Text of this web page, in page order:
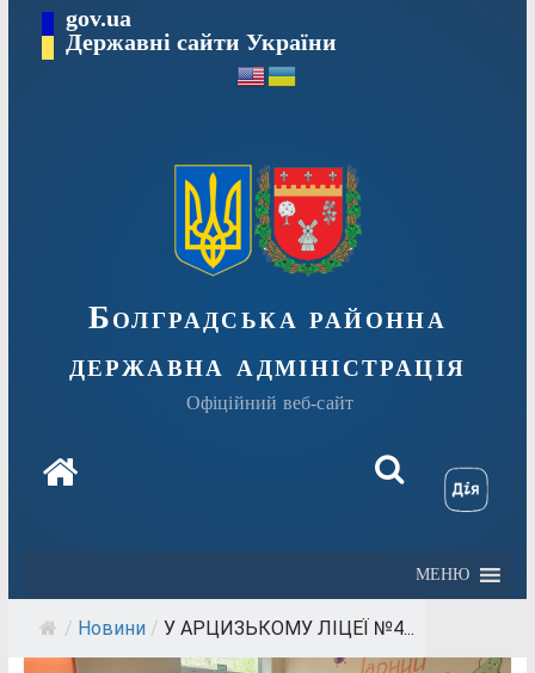
Перейтиgov.ua
Державні сайти України
Болградська районна
державна адміністрація
Офіційний веб-сайт
МЕНЮ
/ Новини / У АРЦИЗЬКОМУ ЛІЦЕЇ №4...